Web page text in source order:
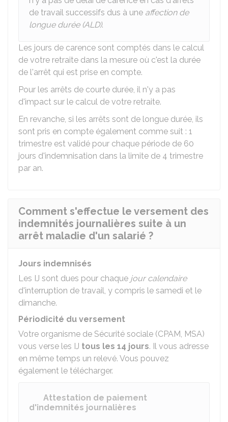
de travail successifs dus à une affection de
longue durée (ALD).
Les jours de carence sont comptés dans le calcul
de votre retraite dans la mesure où c'est la durée
de l'arrêt qui est prise en compte.
Pour les arrêts de courte durée, il n'y a pas
d'impact sur le calcul de votre retraite.
En revanche, si les arrêts sont de longue durée, ils
sont pris en compte également comme suit : 1
trimestre est validé pour chaque période de 60
jours d'indemnisation dans la limite de 4 trimestre
par an.
Comment s'effectue le versement des
indemnités journalières suite à un
arrêt maladie d'un salarié ?
Jours indemnisés
Les IJ sont dues pour chaque jour calendaire
d'interruption de travail, y compris le samedi et le
dimanche.
Périodicité du versement
Votre organisme de Sécurité sociale (CPAM, MSA)
vous verse les IJ tous les 14 jours. Il vous adresse
en même temps un relevé. Vous pouvez
également le télécharger.
Attestation de paiement
d'indemnités journalières